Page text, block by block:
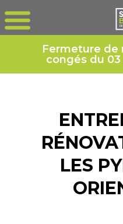
Fermeture de
congés du
LES